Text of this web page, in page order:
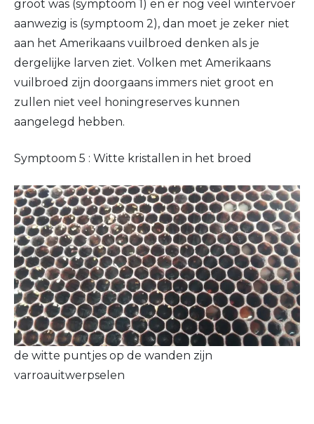
groot was (symptoom 1) en er nog veel wintervoer
aanwezig is (symptoom 2), dan moet je zeker niet
aan het Amerikaans vuilbroed denken als je
dergelijke larven ziet. Volken met Amerikaans
vuilbroed zijn doorgaans immers niet groot en
zullen niet veel honingreserves kunnen
aangelegd hebben.
Symptoom 5 : Witte kristallen in het broed
de witte puntjes op de wanden zijn
varroauitwerpselen